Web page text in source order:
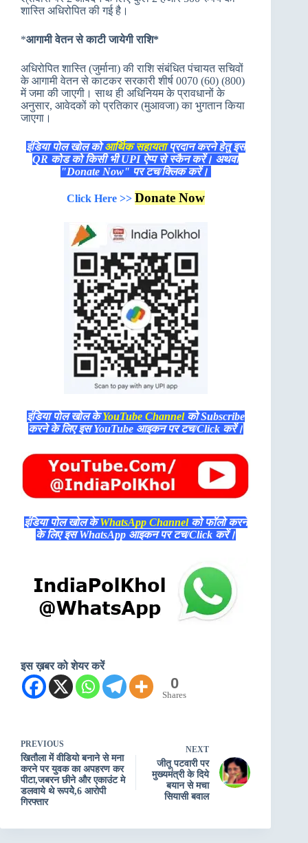
शास्ति अधिरोपित की गई है।
*आगामी वेतन से काटी जायेगी राशि*
अधिरोपित शास्ति (जुर्माना) की राशि संबंधित पंचायत सचिवों
के आगामी वेतन से काटकर सरकारी शीर्ष 0070 (60) (800)
में जमा की जाएगी। साथ ही अधिनियम के प्रावधानों के
अनुसार, आवेदकों को प्रतिकार (मुआवजा) का भुगतान किया
जाएगा।
इंडिया पोल खोल कोआर्थिक सहायताप्रदान करने हेतु इस
QR कोड को किसी भी UPI ऐप्प से स्कैन करें। अथवा
"Donate Now" पर टच/क्लिक करें।
Click Here >> Donate Now
इंडिया पोल खोल केYouTube Channelको Subscribe
करने के लिए इस YouTube आइकन पर टच/Click करें।
इंडिया पोल खोल केWhatsApp Channelको फॉलो करने
के लिए इस WhatsApp आइकन पर टच/Click करें।
इस ख़बर को शेयर करें
0
Shares
PREVIOUS
खितौला में वीडियो बनाने से मना
करने पर युवक का अपहरण कर
पीटा,जबरन छीने और एकाउंट मे
डलवाये थे रूपयेे,6 आरोपी
गिरफ्तार
NEXT
जीतू पटवारी पर
मुख्‍यमंत्री के दिये
बयान से मचा
सियासी बवाल